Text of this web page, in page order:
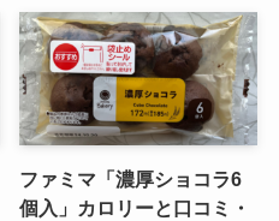
ファミマ「濃厚ショコラ6
個入」カロリーと口コミ・